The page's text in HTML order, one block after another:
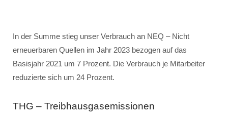
In der Summe stieg unser Verbrauch an NEQ – Nicht
erneuerbaren Quellen im Jahr 2023 bezogen auf das
Basisjahr 2021 um 7 Prozent. Die Verbrauch je Mitarbeiter
reduzierte sich um 24 Prozent.
THG – Treibhausgasemissionen